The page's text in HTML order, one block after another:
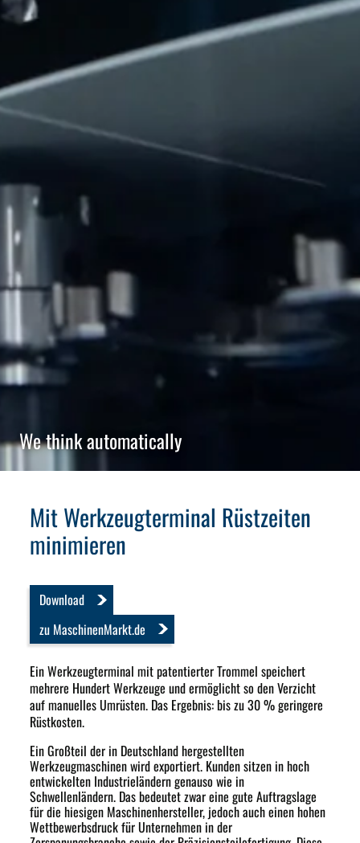
We think automatically
Mit Werkzeugterminal Rüstzeiten
minimieren
Download
zu MaschinenMarkt.de
Ein Werkzeugterminal mit patentierter Trommel speichert
mehrere Hundert Werkzeuge und ermöglicht so den Verzicht
auf manuelles Umrüsten. Das Ergebnis: bis zu 30 % geringere
Rüstkosten.
Ein Großteil der in Deutschland hergestellten
Werkzeugmaschinen wird exportiert. Kunden sitzen in hoch
entwickelten Industrieländern genauso wie in
Schwellenländern. Das bedeutet zwar eine gute Auftragslage
für die hiesigen Maschinenhersteller, jedoch auch einen hohen
Wettbewerbsdruck für Unternehmen in der